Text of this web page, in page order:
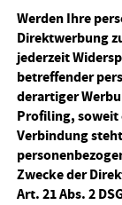
Werden Ihre
Direktwerbung
jederzeit
betreffender
derartiger
Profiling, soweit
Verbindung
Zwecke der
Art. 21 Abs. 2